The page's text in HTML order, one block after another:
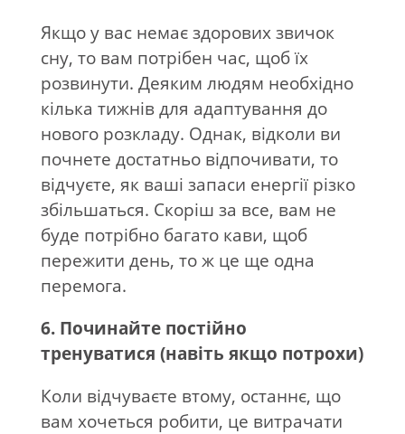
Якщо у вас немає здорових звичок
сну, то вам потрібен час, щоб їх
розвинути. Деяким людям необхідно
кілька тижнів для адаптування до
нового розкладу. Однак, відколи ви
почнете достатньо відпочивати, то
відчуєте, як ваші запаси енергії різко
збільшаться. Скоріш за все, вам не
буде потрібно багато кави, щоб
пережити день, то ж це ще одна
перемога.
6. Починайте постійно
тренуватися (навіть якщо потрохи)
Коли відчуваєте втому, останнє, що
вам хочеться робити, це витрачати